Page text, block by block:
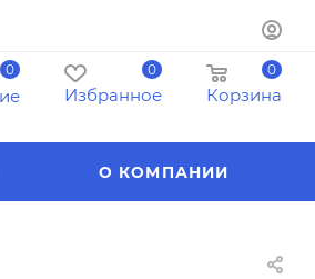
0 0
Избранное
0
Корзина
О КОМПАНИИ